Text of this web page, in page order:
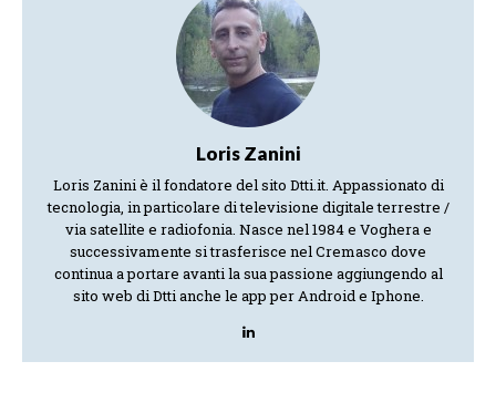
Loris Zanini
Loris Zanini è il fondatore del sito Dtti.it. Appassionato di
tecnologia, in particolare di televisione digitale terrestre /
via satellite e radiofonia. Nasce nel 1984 e Voghera e
successivamente si trasferisce nel Cremasco dove
continua a portare avanti la sua passione aggiungendo al
sito web di Dtti anche le app per Android e Iphone.